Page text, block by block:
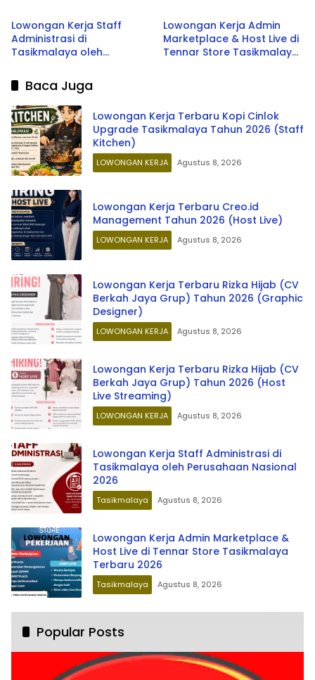
Lowongan Kerja Staff
Administrasi di
Tasikmalaya oleh
Lowongan Kerja Admin
Marketplace & Host Live di
Tennar Store Tasikmalaya
Baca Juga
Lowongan Kerja Terbaru Kopi Cinlok
Upgrade Tasikmalaya Tahun 2026 (Staff
Kitchen)
LOWONGAN KERJA Agustus 8, 2026
Lowongan Kerja Terbaru Creo.id
Management Tahun 2026 (Host Live)
LOWONGAN KERJA Agustus 8, 2026
Lowongan Kerja Terbaru Rizka Hijab (CV
Berkah Jaya Grup) Tahun 2026 (Graphic
Designer)
LOWONGAN KERJA Agustus 8, 2026
Lowongan Kerja Terbaru Rizka Hijab (CV
Berkah Jaya Grup) Tahun 2026 (Host
Live Streaming)
LOWONGAN KERJA Agustus 8, 2026
Lowongan Kerja Staff Administrasi di
Tasikmalaya oleh Perusahaan Nasional
2026
Tasikmalaya Agustus 8, 2026
Lowongan Kerja Admin Marketplace &
Host Live di Tennar Store Tasikmalaya
Terbaru 2026
Tasikmalaya Agustus 8, 2026
Popular Posts